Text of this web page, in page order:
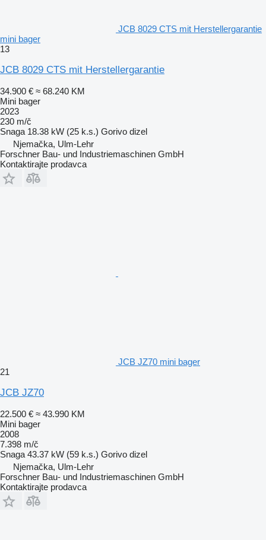
JCB 8029 CTS mit Herstellergarantie
mini bager
13
JCB 8029 CTS mit Herstellergarantie
34.900 € ≈ 68.240 KM
Mini bager
2023
230 m/č
Snaga 18.38 kW (25 k.s.) Gorivo dizel
Njemačka, Ulm-Lehr
Forschner Bau- und Industriemaschinen GmbH
Kontaktirajte prodavca
JCB JZ70 mini bager
21
JCB JZ70
22.500 € ≈ 43.990 KM
Mini bager
2008
7.398 m/č
Snaga 43.37 kW (59 k.s.) Gorivo dizel
Njemačka, Ulm-Lehr
Forschner Bau- und Industriemaschinen GmbH
Kontaktirajte prodavca